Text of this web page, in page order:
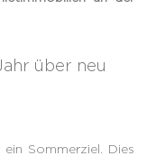
über neu
Sommerziel. Dies